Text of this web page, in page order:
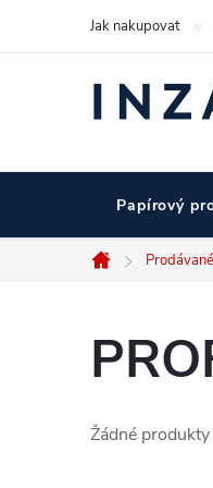
Jak nakupovat
Papírový
Domů
Žádné